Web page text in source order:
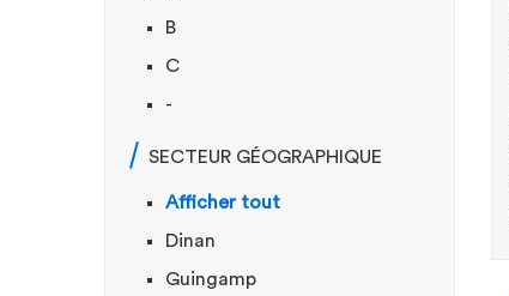
B
C
-
SECTEUR GÉOGRAPHIQUE
Afficher tout
Dinan
Guingamp